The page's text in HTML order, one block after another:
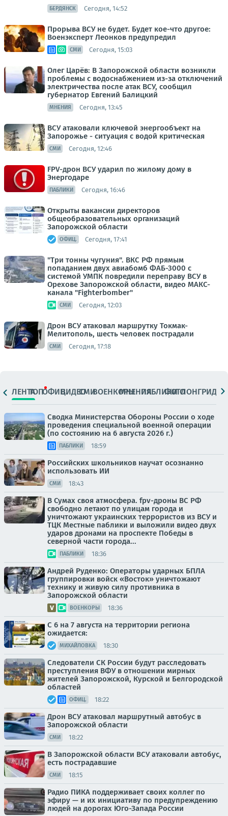
БЕРДЯНСК Сегодня, 14:52
Прорыва ВСУ не будет. Будет кое-что другое:
Военэксперт Леонков предупредил
СМИ Сегодня, 15:03
Олег Царёв: В Запорожской области возникли
проблемы с водоснабжением из-за отключений
электричества после атак ВСУ, сообщил
губернатор Евгений Балицкий
МНЕНИЯ Сегодня, 13:45
ВСУ атаковали ключевой энергообъект на
Запорожье - ситуация с водой критическая
СМИ Сегодня, 12:46
FPV-дрон ВСУ ударил по жилому дому в
Энергодаре
ПАБЛИКИ Сегодня, 16:46
Открыты вакансии директоров
общеобразовательных организаций
Запорожской области
ОФИЦ. Сегодня, 17:41
"Три тонны чугуния". ВКС РФ прямым
попаданием двух авиабомб ФАБ-3000 с
системой УМПК повредили переправу ВСУ в
Орехове Запорожской области, видео МАКС-
канала "Fighterbomber"
СМИ Сегодня, 12:03
Дрон ВСУ атаковал маршрутку Токмак-
Мелитополь, шесть человек пострадали
СМИ Сегодня, 17:18
ЛЕНТАТОПОФИЦ.ВИДЕОСМИВОЕНКОРЫМНЕНИЯПАБЛИКИ
ФОТОЛОНГРИДЫ
Сводка Министерства Обороны России о ходе
проведения специальной военной операции
(по состоянию на 6 августа 2026 г.)
ПАБЛИКИ 18:59
Российских школьников научат осознанно
использовать ИИ
СМИ 18:43
В Сумах своя атмосфера. fpv-дроны ВС РФ
свободно летают по улицам города и
уничтожают украинских террористов из ВСУ и
ТЦК Местные паблики и выложили видео двух
ударов дронами на проспекте Победы в
северной части города...
ПАБЛИКИ 18:36
Андрей Руденко: Операторы ударных БПЛА
группировки войск «Восток» уничтожают
технику и живую силу противника в
Запорожской области
ВОЕНКОРЫ 18:36
С 6 на 7 августа на территории региона
ожидается:
МИХАЙЛОВКА 18:30
Следователи СК России будут расследовать
преступления ВФУ в отношении мирных
жителей Запорожской, Курской и Белгородской
областей
ОФИЦ. 18:22
Дрон ВСУ атаковал маршрутный автобус в
Запорожской области
СМИ 18:22
В Запорожской области ВСУ атаковали автобус,
есть пострадавшие
СМИ 18:15
Радио ПИКА поддерживает своих коллег по
эфиру — и их инициативу по предупреждению
людей на дорогах Юго-Запада России